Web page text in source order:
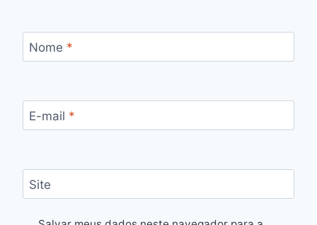
Nome *
E-mail *
Site